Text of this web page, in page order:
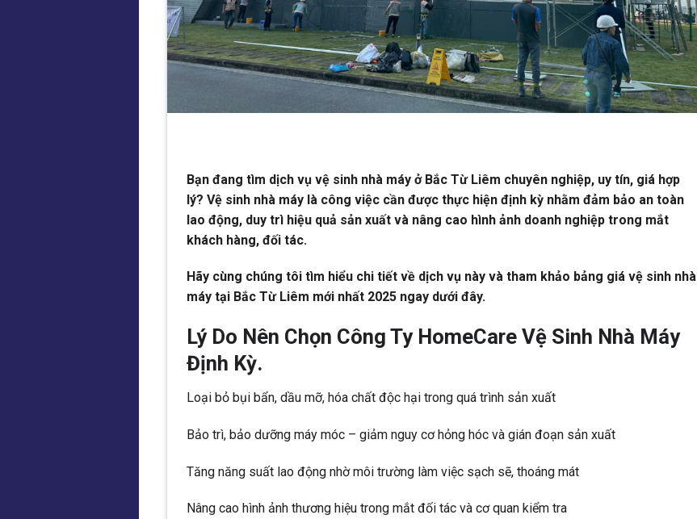
Bạn đang tìm dịch vụ vệ sinh nhà máy ở Bắc Từ Liêm chuyên nghiệp, uy tín, giá hợp
lý? Vệ sinh nhà máy là công việc cần được thực hiện định kỳ nhằm đảm bảo an toàn
lao động, duy trì hiệu quả sản xuất và nâng cao hình ảnh doanh nghiệp trong mắt
khách hàng, đối tác.
Hãy cùng chúng tôi tìm hiểu chi tiết về dịch vụ này và tham khảo bảng giá vệ sinh nhà
máy tại Bắc Từ Liêm mới nhất 2025 ngay dưới đây.
Lý Do Nên Chọn Công Ty HomeCare Vệ Sinh Nhà Máy
Định Kỳ.
Loại bỏ bụi bẩn, dầu mỡ, hóa chất độc hại trong quá trình sản xuất
Bảo trì, bảo dưỡng máy móc – giảm nguy cơ hỏng hóc và gián đoạn sản xuất
Tăng năng suất lao động nhờ môi trường làm việc sạch sẽ, thoáng mát
Nâng cao hình ảnh thương hiệu trong mắt đối tác và cơ quan kiểm tra